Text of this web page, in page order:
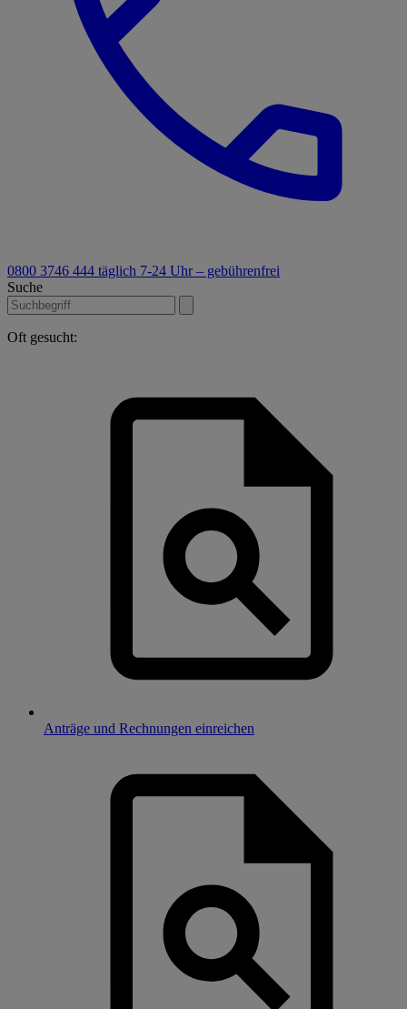
0800 3746 444 täglich 7-24 Uhr – gebührenfrei
Suche
Oft gesucht:
Anträge und Rechnungen einreichen